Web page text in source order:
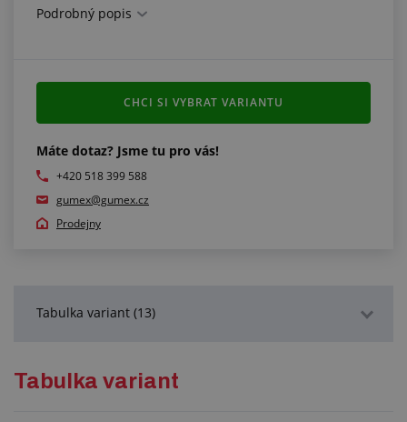
na poptávku je možné nabídnout i silikonovou
Podrobný popis
Máte dotaz? Jsme tu pro vás!
+420 518 399 588
gumex@gumex.cz
Prodejny
CHCI SI VYBRAT VARIANTU
Tabulka variant (13)
Tabulka variant